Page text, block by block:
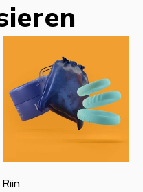
Riin